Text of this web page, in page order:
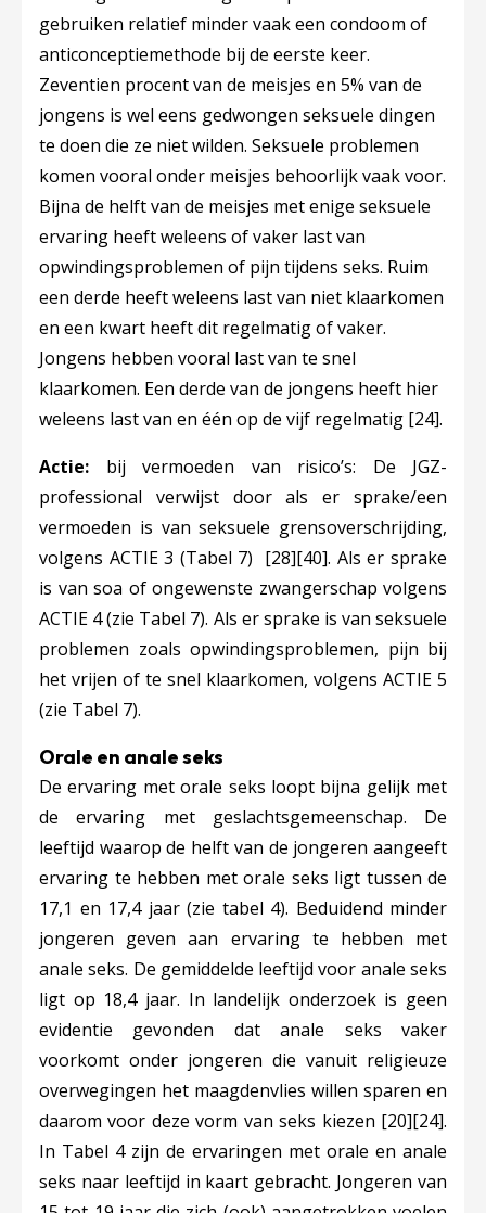
gebruiken relatief minder vaak een condoom of
anticonceptiemethode bij de eerste keer.
Zeventien procent van de meisjes en 5% van de
jongens is wel eens gedwongen seksuele dingen
te doen die ze niet wilden. Seksuele problemen
komen vooral onder meisjes behoorlijk vaak voor.
Bijna de helft van de meisjes met enige seksuele
ervaring heeft weleens of vaker last van
opwindingsproblemen of pijn tijdens seks. Ruim
een derde heeft weleens last van niet klaarkomen
en een kwart heeft dit regelmatig of vaker.
Jongens hebben vooral last van te snel
klaarkomen. Een derde van de jongens heeft hier
weleens last van en één op de vijf regelmatig [24].
Actie: bij vermoeden van risico’s: De JGZ-
professional verwijst door als er sprake/een
vermoeden is van seksuele grensoverschrijding,
volgens ACTIE 3 (Tabel 7) [28][40]. Als er sprake
is van soa of ongewenste zwangerschap volgens
ACTIE 4 (zie Tabel 7). Als er sprake is van seksuele
problemen zoals opwindingsproblemen, pijn bij
het vrijen of te snel klaarkomen, volgens ACTIE 5
(zie Tabel 7).
Orale en anale seks
De ervaring met orale seks loopt bijna gelijk met
de ervaring met geslachtsgemeenschap. De
leeftijd waarop de helft van de jongeren aangeeft
ervaring te hebben met orale seks ligt tussen de
17,1 en 17,4 jaar (zie tabel 4). Beduidend minder
jongeren geven aan ervaring te hebben met
anale seks. De gemiddelde leeftijd voor anale seks
ligt op 18,4 jaar. In landelijk onderzoek is geen
evidentie gevonden dat anale seks vaker
voorkomt onder jongeren die vanuit religieuze
overwegingen het maagdenvlies willen sparen en
daarom voor deze vorm van seks kiezen [20][24].
In Tabel 4 zijn de ervaringen met orale en anale
seks naar leeftijd in kaart gebracht. Jongeren van